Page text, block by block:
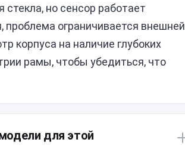
но сенсор работает
проблема ограничивается внешней
корпуса на наличие глубоких
рамы, чтобы убедиться, что
для этой